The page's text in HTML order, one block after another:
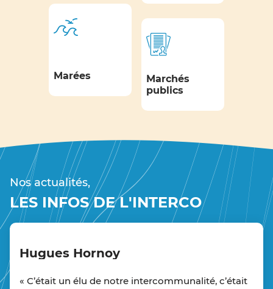
Marées
Marchés
publics
Nos actualités,
LES INFOS DE L'INTERCO
Hugues Hornoy
« C’était un élu de notre intercommunalité, c’était